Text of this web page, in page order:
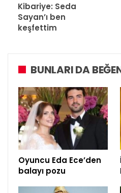
Kibariye: Seda
Sayan’ı ben
keşfettim
BUNLARI DA
Oyuncu Eda Ece’den
balayı pozu